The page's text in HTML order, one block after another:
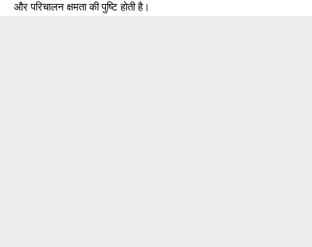
और परिचालन क्षमता की पुष्टि होती है।